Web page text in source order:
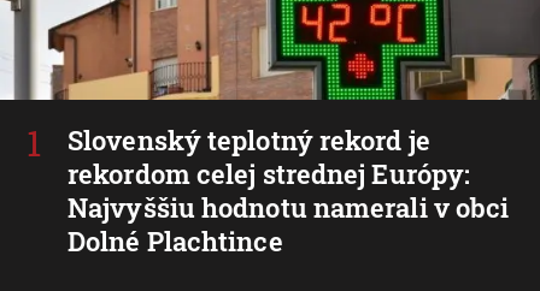
Slovenský teplotný rekord je
rekordom celej strednej Európy:
Najvyššiu hodnotu namerali v obci
Dolné Plachtince